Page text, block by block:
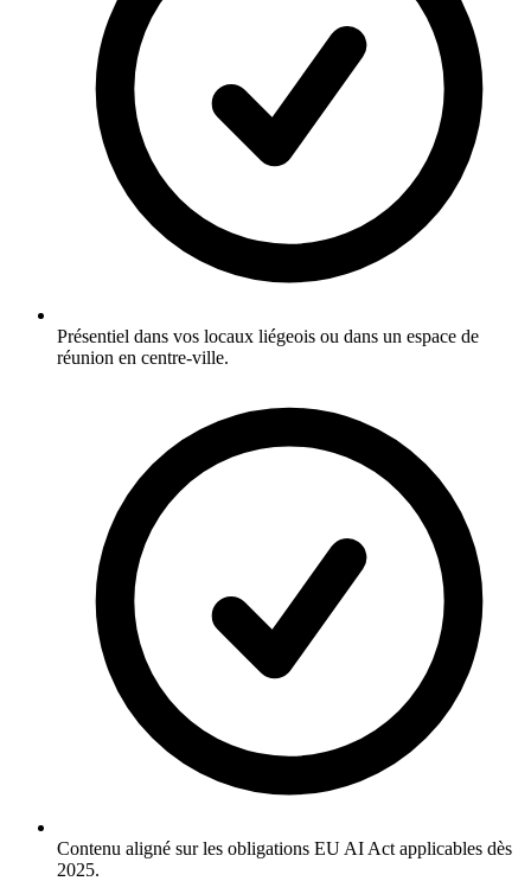
Présentiel dans vos locaux liégeois ou dans un espace de
réunion en centre-ville.
Contenu aligné sur les obligations EU AI Act applicables dès
2025.